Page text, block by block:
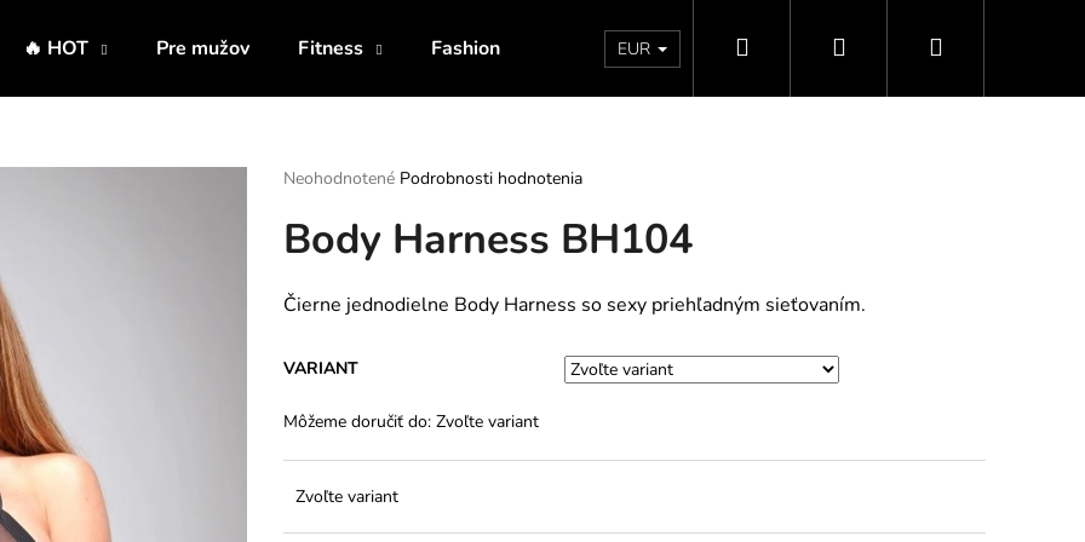
🔥 HOT Pre mužov Fitness Fashion Doprava a platby Vrátenie - Výmena - Reklamácia
EUR Hľadať PrihlásenieNákupný
Priemerné
produktu
je
z
5
Neohodnotené Podrobnosti hodnotenia
Body Harness BH104
Čierne jednodielne Body Harness so sexy priehľadným sieťovaním.
VARIANT
Môžeme doručiť do: Zvoľte variant
Zvoľte variant
HĽADAŤ